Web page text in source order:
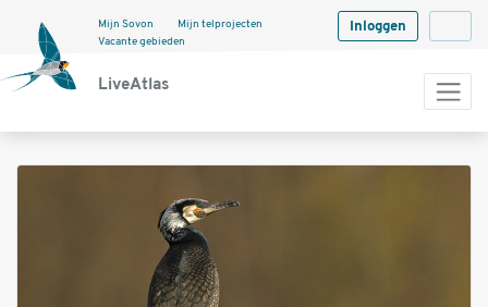
LiveAtlas
Mijn Sovon
Mijn telprojecten
Vacante gebieden
Inloggen